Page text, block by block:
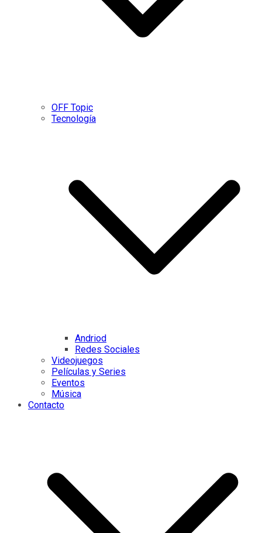
OFF Topic
Tecnología
Andriod
Redes Sociales
Videojuegos
Películas y Series
Eventos
Música
Contacto